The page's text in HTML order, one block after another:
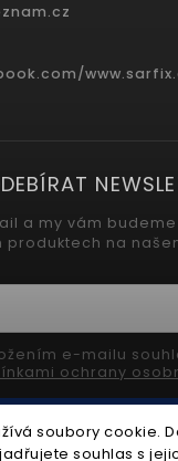
soubory cookie.
souhlas s
a my vám
produktech na
ochrany